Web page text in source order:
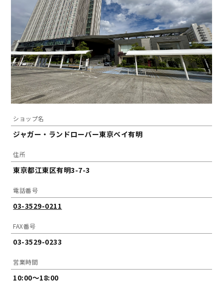
ショップ名
ジャガー・ランドローバー東京ベイ有明
住所
東京都江東区有明3-7-3
電話番号
03-3529-0211
FAX番号
03-3529-0233
営業時間
10:00～18:00